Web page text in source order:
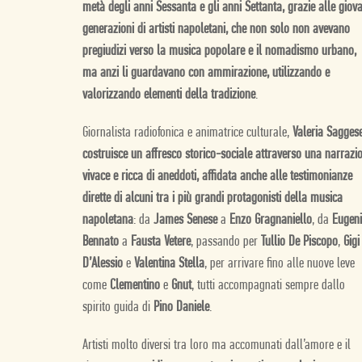
metà degli anni Sessanta e gli anni Settanta, grazie alle
generazioni di artisti napoletani, che non solo non avevano
pregiudizi verso la musica popolare e il nomadismo urbano,
ma anzi li guardavano con ammirazione, utilizzando e
valorizzando elementi della tradizione.
Giornalista radiofonica e animatrice culturale, Valeria
costruisce un affresco storico-sociale attraverso una
vivace e ricca di aneddoti, affidata anche alle testimonianze
dirette di alcuni tra i più grandi protagonisti della musica
napoletana: da James Senesea Enzo Gragnaniello, da
Bennato a Fausta Vetere, passando per Tullio De Piscopo, Gigi
D’Alessio e Valentina Stella, per arrivare fino alle nuove leve
come Clementino e Gnut, tutti accompagnati sempre dallo
spirito guida di Pino Daniele.
Artisti molto diversi tra loro ma accomunati dall’amore e il